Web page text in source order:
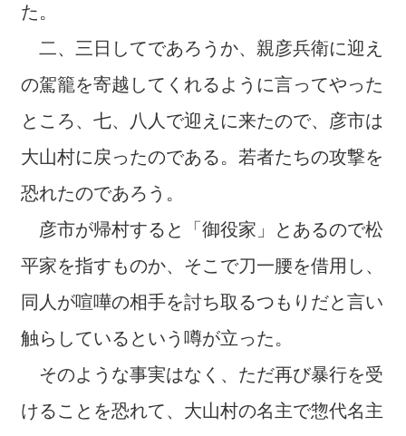
た。
二、三日してであろうか、親彦兵衛に迎え
の駕籠を寄越してくれるように言ってやった
ところ、七、八人で迎えに来たので、彦市は
大山村に戻ったのである。若者たちの攻撃を
恐れたのであろう。
彦市が帰村すると「御役家」とあるので松
平家を指すものか、そこで刀一腰を借用し、
同人が喧嘩の相手を討ち取るつもりだと言い
触らしているという噂が立った。
そのような事実はなく、ただ再び暴行を受
けることを恐れて、大山村の名主で惣代名主